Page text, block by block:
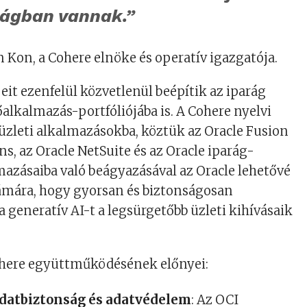
vannak.”
a Cohere elnöke és operatív igazgatója.
ezenfelül közvetlenül beépítik az iparág
portfóliójába is. A Cohere nyelvi
alkalmazásokba, köztük az Oracle Fusion
az Oracle NetSuite és az Oracle iparág-
való beágyazásával az Oracle lehetővé
hogy gyorsan és biztonságosan
generatív AI-t a legsürgetőbb üzleti kihívásaik
együttműködésének előnyei:
és adatvédelem: Az OCI